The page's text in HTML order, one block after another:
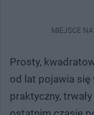
MIEJSCE
Prosty,
od lat pojawia się
praktyczny,